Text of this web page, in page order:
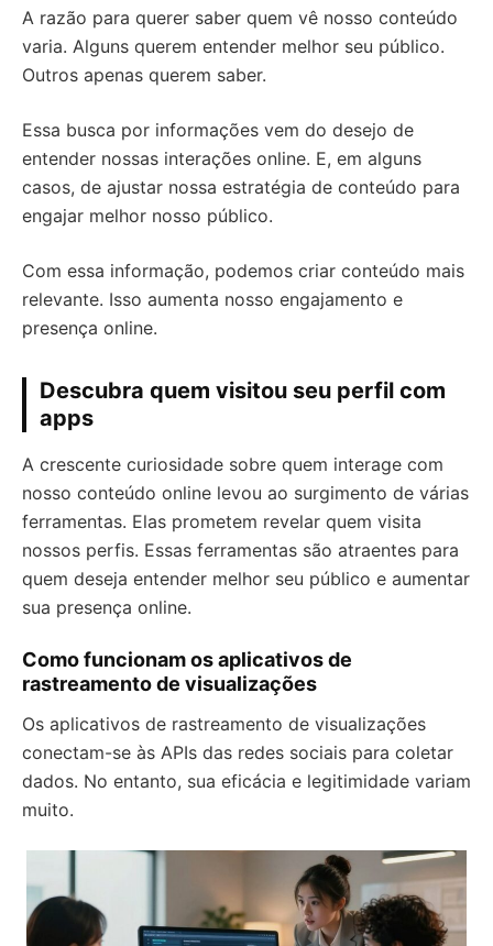
A razão para querer saber quem vê nosso conteúdo
varia. Alguns querem entender melhor seu público.
Outros apenas querem saber.
Essa busca por informações vem do desejo de
entender nossas interações online. E, em alguns
casos, de ajustar nossa estratégia de conteúdo para
engajar melhor nosso público.
Com essa informação, podemos criar conteúdo mais
relevante. Isso aumenta nosso engajamento e
presença online.
Descubra quem visitou seu perfil com
apps
A crescente curiosidade sobre quem interage com
nosso conteúdo online levou ao surgimento de várias
ferramentas. Elas prometem revelar quem visita
nossos perfis. Essas ferramentas são atraentes para
quem deseja entender melhor seu público e aumentar
sua presença online.
Como funcionam os aplicativos de
rastreamento de visualizações
Os aplicativos de rastreamento de visualizações
conectam-se às APIs das redes sociais para coletar
dados. No entanto, sua eficácia e legitimidade variam
muito.